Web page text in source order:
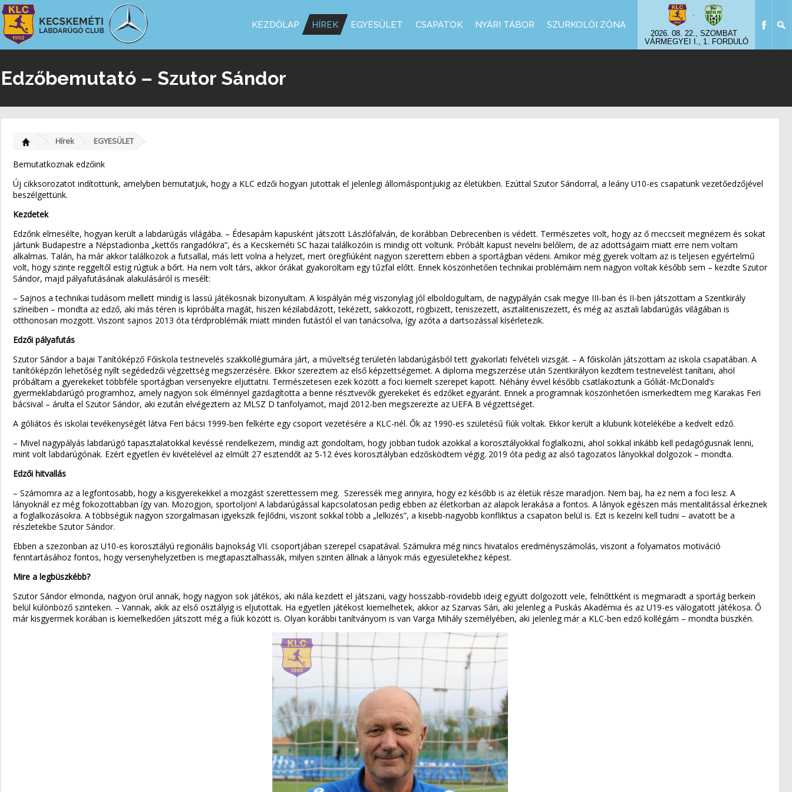
-
2026. 08. 22., SZOMBAT
VÁRMEGYEI I., 1. FORDULÓ
KEZDŐLAP HÍREK EGYESÜLET CSAPATOK NYÁRI TÁBOR SZURKOLÓI ZÓNA
Edzőbemutató – Szutor Sándor
Hírek EGYESÜLET
Bemutatkoznak edzőink
Új cikksorozatot indítottunk, amelyben bemutatjuk, hogy a KLC edzői hogyan jutottak el jelenlegi állomáspontjukig az életükben. Ezúttal Szutor Sándorral, a leány U10-es csapatunk vezetőedzőjével
beszélgettünk.
Kezdetek
Edzőnk elmesélte, hogyan került a labdarúgás világába. – Édesapám kapusként játszott Lászlófalván, de korábban Debrecenben is védett. Természetes volt, hogy az ő meccseit megnézem és sokat
jártunk Budapestre a Népstadionba „kettős rangadókra”, és a Kecskeméti SC hazai találkozóin is mindig ott voltunk. Próbált kapust nevelni belőlem, de az adottságaim miatt erre nem voltam
alkalmas. Talán, ha már akkor találkozok a futsallal, más lett volna a helyzet, mert öregfiúként nagyon szerettem ebben a sportágban védeni. Amikor még gyerek voltam az is teljesen egyértelmű
volt, hogy szinte reggeltől estig rúgtuk a bőrt. Ha nem volt társ, akkor órákat gyakoroltam egy tűzfal előtt. Ennek köszönhetően technikai problémáim nem nagyon voltak később sem – kezdte Szutor
Sándor, majd pályafutásának alakulásáról is mesélt:
– Sajnos a technikai tudásom mellett mindig is lassú játékosnak bizonyultam. A kispályán még viszonylag jól elboldogultam, de nagypályán csak megye III-ban és II-ben játszottam a Szentkirály
színeiben – mondta az edző, aki más téren is kipróbálta magát, hiszen kézilabdázott, tekézett, sakkozott, rögbizett, teniszezett, asztaliteniszezett, és még az asztali labdarúgás világában is
otthonosan mozgott. Viszont sajnos 2013 óta térdproblémák miatt minden futástól el van tanácsolva, így azóta a dartsozással kísérletezik.
Edzői pályafutás
Szutor Sándor a bajai Tanítóképző Főiskola testnevelés szakkollégiumára járt, a műveltség területén labdarúgásból tett gyakorlati felvételi vizsgát. – A főiskolán játszottam az iskola csapatában. A
tanítóképzőn lehetőség nyílt segédedzői végzettség megszerzésére. Ekkor szereztem az első képzettségemet. A diploma megszerzése után Szentkirályon kezdtem testnevelést tanítani, ahol
próbáltam a gyerekeket többféle sportágban versenyekre eljuttatni. Természetesen ezek között a foci kiemelt szerepet kapott. Néhány évvel később csatlakoztunk a Góliát-McDonald’s
gyermeklabdarúgó programhoz, amely nagyon sok élménnyel gazdagította a benne résztvevők gyerekeket és edzőket egyaránt. Ennek a programnak köszönhetően ismerkedtem meg Karakas Feri
bácsival – árulta el Szutor Sándor, aki ezután elvégeztem az MLSZ D tanfolyamot, majd 2012-ben megszerezte az UEFA B végzettséget.
A góliátos és iskolai tevékenységét látva Feri bácsi 1999-ben felkérte egy csoport vezetésére a KLC-nél. Ők az 1990-es születésű fiúk voltak. Ekkor került a klubunk kötelékébe a kedvelt edző.
– Mivel nagypályás labdarúgó tapasztalatokkal kevéssé rendelkezem, mindig azt gondoltam, hogy jobban tudok azokkal a korosztályokkal foglalkozni, ahol sokkal inkább kell pedagógusnak lenni,
mint volt labdarúgónak. Ezért egyetlen év kivételével az elmúlt 27 esztendőt az 5-12 éves korosztályban edzősködtem végig. 2019 óta pedig az alsó tagozatos lányokkal dolgozok – mondta.
Edzői hitvallás
– Számomra az a legfontosabb, hogy a kisgyerekekkel a mozgást szerettessem meg. Szeressék meg annyira, hogy ez később is az életük része maradjon. Nem baj, ha ez nem a foci lesz. A
lányoknál ez még fokozottabban így van. Mozogjon, sportoljon! A labdarúgással kapcsolatosan pedig ebben az életkorban az alapok lerakása a fontos. A lányok egészen más mentalitással érkeznek
a foglalkozásokra. A többségük nagyon szorgalmasan igyekszik fejlődni, viszont sokkal több a „lelkizés”, a kisebb-nagyobb konfliktus a csapaton belül is. Ezt is kezelni kell tudni – avatott be a
részletekbe Szutor Sándor.
Ebben a szezonban az U10-es korosztályú regionális bajnokság VII. csoportjában szerepel csapatával. Számukra még nincs hivatalos eredményszámolás, viszont a folyamatos motiváció
fenntartásához fontos, hogy versenyhelyzetben is megtapasztalhassák, milyen szinten állnak a lányok más egyesületekhez képest.
Mire a legbüszkébb?
Szutor Sándor elmonda, nagyon örül annak, hogy nagyon sok játékos, aki nála kezdett el játszani, vagy hosszabb-rövidebb ideig együtt dolgozott vele, felnőttként is megmaradt a sportág berkein
belül különböző szinteken. – Vannak, akik az első osztályig is eljutottak. Ha egyetlen játékost kiemelhetek, akkor az Szarvas Sári, aki jelenleg a Puskás Akadémia és az U19-es válogatott játékosa. Ő
már kisgyermek korában is kiemelkedően játszott még a fiúk között is. Olyan korábbi tanítványom is van Varga Mihály személyében, aki jelenleg már a KLC-ben edző kollégám – mondta büszkén.